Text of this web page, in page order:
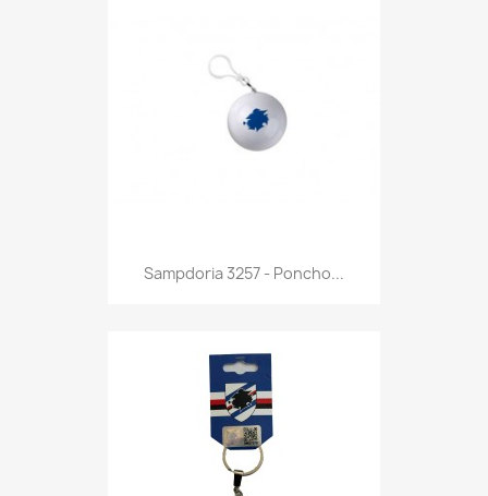
Anteprima
Sampdoria 3257 - Poncho...